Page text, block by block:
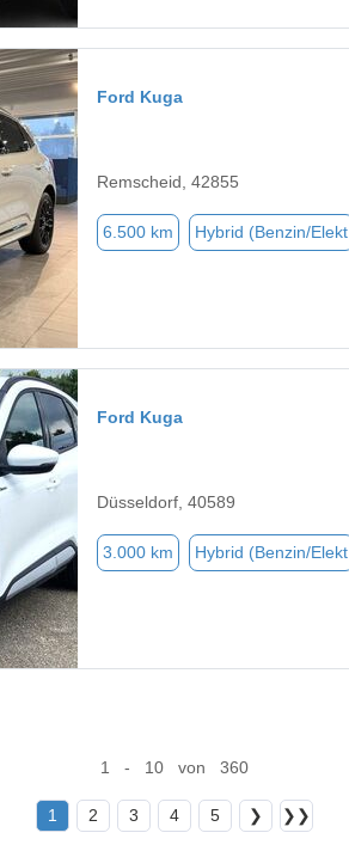
Ford Kuga
Remscheid, 42855
6.500 km Hybrid (Benzin/Elekt
Ford Kuga
Düsseldorf, 40589
3.000 km Hybrid (Benzin/Elekt
1 - 10 von 360
1 2 3 4 5 ❯ ❯❯